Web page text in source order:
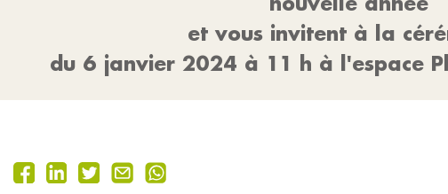
et vous invitent à la
du 6 janvier 2024 à 11 h à l'espace